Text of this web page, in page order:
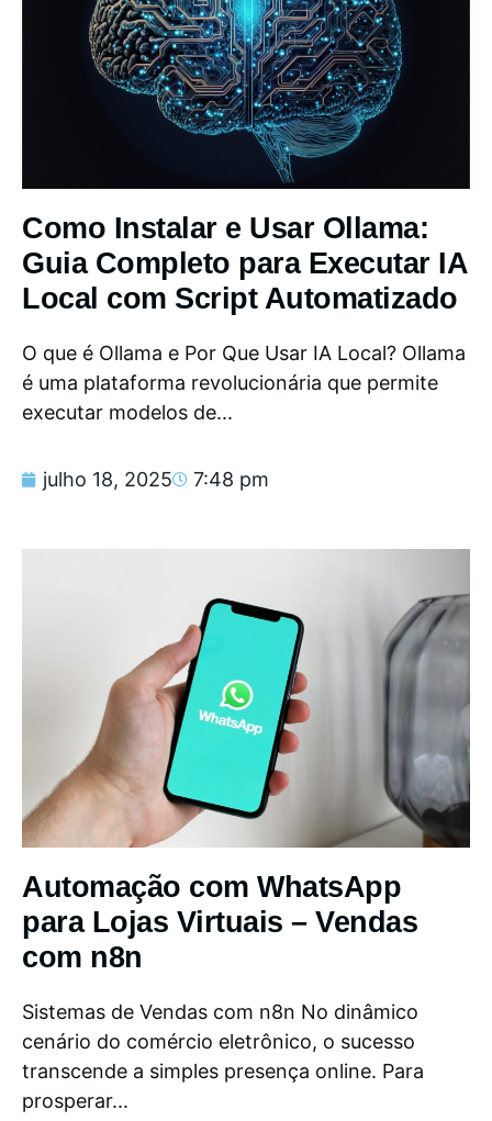
Como Instalar e Usar Ollama:
Guia Completo para Executar IA
Local com Script Automatizado
O que é Ollama e Por Que Usar IA Local? Ollama
é uma plataforma revolucionária que permite
executar modelos de...
julho 18, 2025 7:48 pm
Automação com WhatsApp
para Lojas Virtuais – Vendas
com n8n
Sistemas de Vendas com n8n No dinâmico
cenário do comércio eletrônico, o sucesso
transcende a simples presença online. Para
prosperar...